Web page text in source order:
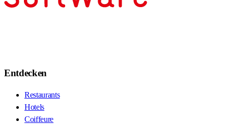
Entdecken
Restaurants
Hotels
Coiffeure